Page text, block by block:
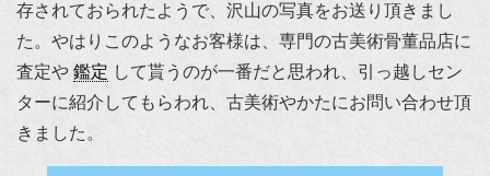
存されておられたようで、沢山の写真をお送り頂きまし
た。やはりこのようなお客様は、専門の古美術骨董品店に
査定や 鑑定 して貰うのが一番だと思われ、引っ越しセン
ターに紹介してもらわれ、古美術やかたにお問い合わせ頂
きました。